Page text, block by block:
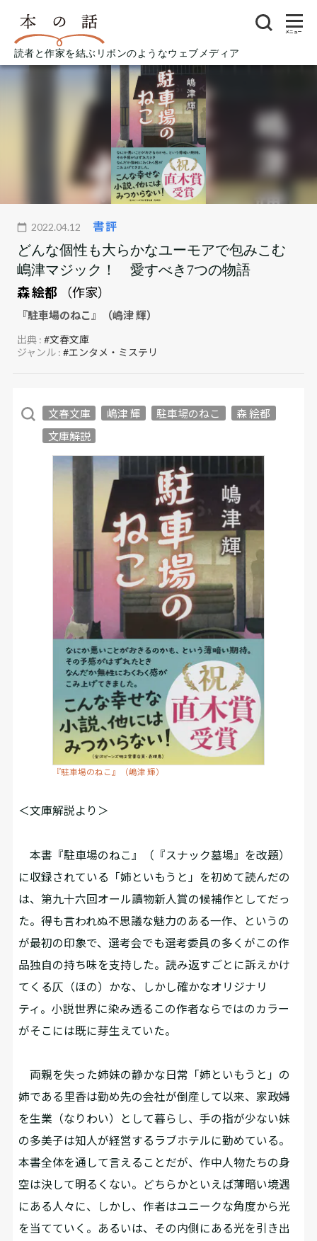
読者と作家を結ぶリボンのようなウェブメディア
メニュー
2022.04.12 書評
どんな個性も大らかなユーモアで包みこむ
嶋津マジック！ 愛すべき7つの物語
森 絵都
（作家）
『駐車場のねこ』（嶋津 輝）
出典 :#文春文庫
ジャンル :#エンタメ・ミステリ
文春文庫 嶋津 輝 駐車場のねこ
森 絵都
文庫解説
『駐車場のねこ』（嶋津 輝）
＜文庫解説より＞
本書『駐車場のねこ』（『スナック墓場』を改題）
に収録されている「姉といもうと」を初めて読んだの
は、第九十六回オール讀物新人賞の候補作としてだっ
た。得も言われぬ不思議な魅力のある一作、というの
が最初の印象で、選考会でも選考委員の多くがこの作
品独自の持ち味を支持した。読み返すごとに訴えかけ
てくる仄（ほの）かな、しかし確かなオリジナリ
ティ。小説世界に染み透るこの作者ならではのカラー
がそこには既に芽生えていた。
両親を失った姉妹の静かな日常――「姉といもうと」の
姉である里香は勤め先の会社が倒産して以来、家政婦
を生業（なりわい）として暮らし、手の指が少ない妹
の多美子は知人が経営するラブホテルに勤めている。
本書全体を通して言えることだが、作中人物たちの身
空は決して明るくない。どちらかといえば薄暗い境遇
にある人々に、しかし、作者はユニークな角度から光
を当てていく。あるいは、その内側にある光を引き出